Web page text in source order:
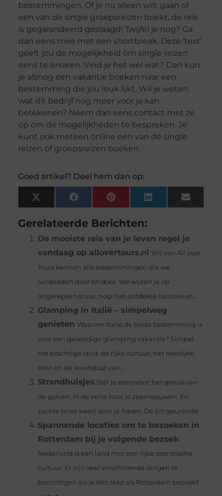
bestemmingen. Of je nu alleen wilt gaan of
een van de single groepsreizen boekt, de reis
is gegarandeerd geslaagd! Twijfel je nog? Ga
dan eens mee met een shortbreak. Deze ‘test’
geeft jou de mogelijkheid om single reizen
eens te ervaren. Vind je het wel wat? Dan kun
je alsnog een vakantie boeken naar een
bestemming die jou leuk lijkt. Wil je weten
wat dit bedrijf nog meer voor je kan
betekenen? Neem dan eens contact met ze
op om de mogelijkheden te bespreken. Je
kunt ook meteen online een van de single
reizen of groepsreizen boeken.
Goed artikel? Deel hem dan op:
X
(Twitter)
FacebookPinterestLinkedInEmail
Gerelateerde Berichten:
De mooiste reis van je leven regel je
vandaag op allovertours.nl Wij van All over
Tours kennen alle bestemmingen die we
aanbieden door en door. We wijzen je op
ongerepte natuur, nog niet ontdekte locaties en...
Glamping in Italië – simpelweg
genieten Waarom Italië de beste bestemming is
voor een geweldige glamping vakantie? Simpel:
het prachtige land, de rijke cultuur, het heerlijke
eten en de levenslust van...
Strandhuisjes Stel je eens voor: het geruis van
de golven. In de verte hoor je zeemeeuwen. En
zachte bries waait door je haren. De zilt geurende...
Spannende locaties om te bezoeken in
Rotterdam bij je volgende bezoek
Nederland is een land met een rijke toeristische
cultuur. Er zijn veel verschillende dingen te
bezichtigen als je een stad als Rotterdam bezoekt